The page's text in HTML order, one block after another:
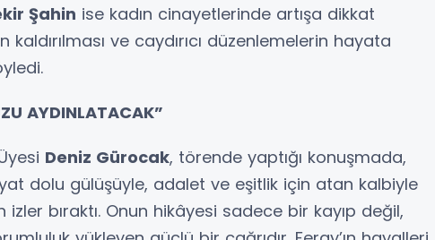
Şahin ise kadın cinayetlerinde artışa dikkat
ve caydırıcı düzenlemelerin hayata
AYDINLATACAK”
Deniz Gürocak, törende yaptığı konuşmada,
dolu gülüşüyle, adalet ve eşitlik için atan kalbiyle
bıraktı. Onun hikâyesi sadece bir kayıp değil,